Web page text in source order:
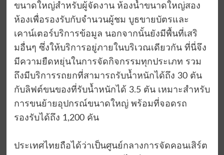
ขนาดใหญ่สำหรับผู้จัดงาน ห้องน้ำขนาดใหญ่สอง
ห้องเพื่อรองรับกับจำนวนผู้ชม บูธขายบัตรและ
เคาน์เตอร์บริการข้อมูล นอกจากนั้นยังมีพื้นที่เสริ
มอื่นๆ ซึ่งให้บริการอยู่ภายในบริเวณเดียวกัน ที่นี่จึง
มีความยืดหยุ่นในการจัดกิจกรรมทุกประเภท รวม
ถึงมีบริการรถยกที่สามารถรับน้ำหนักได้ถึง 30 ตัน
กับลิฟต์ขนของที่รับน้ำหนักได้ 3.5 ตัน เหมาะสำหรับ
การขนย้ายอุปกรณ์ขนาดใหญ่ พร้อมที่จอดรถ
รองรับได้ถึง 1,200 คัน
ประเทศไทยถือได้ว่าเป็นศูนย์กลางการจัดคอนเสิร์ต